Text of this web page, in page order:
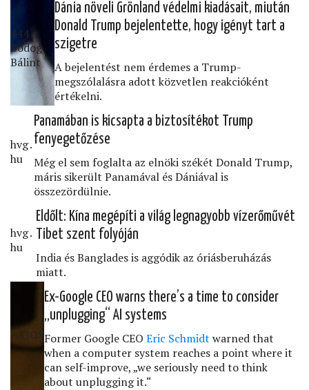
444 •
Bódog
Bálint
Dánia növeli Grönland védelmi kiadásait, miután
Donald Trump bejelentette, hogy igényt tart a
szigetre
A bejelentést nem érdemes a Trump-
megszólalásra adott közvetlen reakcióként
értékelni.
hvg․
hu
Panamában is kicsapta a biztosítékot Trump
fenyegetőzése
Még el sem foglalta az elnöki székét Donald Trump,
máris sikerült Panamával és Dániával is
összezördülnie.
hvg․
hu
Eldőlt: Kína megépíti a világ legnagyobb vízerőművét
Tibet szent folyóján
India és Banglades is aggódik az óriásberuházás
miatt.
AXIOS
Ex-Google CEO warns there’s a time to consider
„unplugging“ AI systems
Former Google CEO Eric Schmidt warned that
when a computer system reaches a point where it
can self-improve, „we seriously need to think
about unplugging it.“